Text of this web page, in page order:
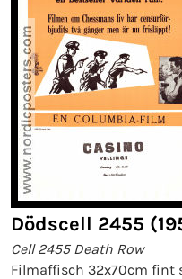
Dödscell 2455
Cell 2455 Death Row
Filmaffisch 32x70cm fint